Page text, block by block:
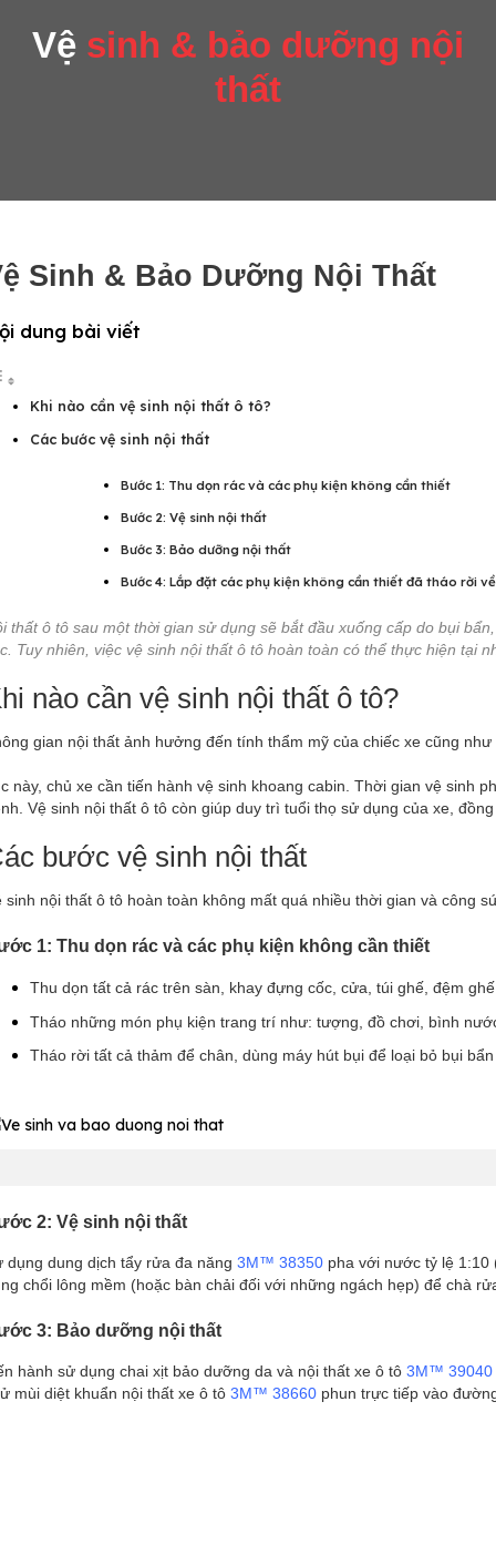
Vệ sinh & bảo dưỡng nội
thất
Sinh & Bảo Dưỡng Nội Thất
dung bài viết
Khi nào cần vệ sinh nội thất ô tô?
Các bước vệ sinh nội thất
Bước 1: Thu dọn rác và các phụ kiện không cần thiết
Bước 2: Vệ sinh nội thất
Bước 3: Bảo dưỡng nội thất
Bước 4: Lắp đặt các phụ kiện không cần thiết đã tháo rời
thất ô tô sau một thời gian sử dụng sẽ bắt đầu xuống cấp do bụi
Tuy nhiên, việc vệ sinh nội thất ô tô hoàn toàn có thể thực hiện tại
nào cần vệ sinh nội thất ô tô?
gian nội thất ảnh hưởng đến tính thẩm mỹ của chiếc xe cũng
này, chủ xe cần tiến hành vệ sinh khoang cabin. Thời gian vệ sinh
Vệ sinh nội thất ô tô còn giúp duy trì tuổi thọ sử dụng của xe,
bước vệ sinh nội thất
sinh nội thất ô tô hoàn toàn không mất quá nhiều thời gian và công
1: Thu dọn rác và các phụ kiện không cần thiết
Thu dọn tất cả rác trên sàn, khay đựng cốc, cửa, túi ghế, đệm
Tháo những món phụ kiện trang trí như: tượng, đồ chơi, bình
Tháo rời tất cả thảm để chân, dùng máy hút bụi để loại bỏ bụi
2: Vệ sinh nội thất
dụng dung dịch tẩy rửa đa năng 3M™ 38350 pha với nước tỷ lệ
chổi lông mềm (hoặc bàn chải đối với những ngách hẹp) để chà
3: Bảo dưỡng nội thất
hành sử dụng chai xịt bảo dưỡng da và nội thất xe ô tô 3M™ 39040
mùi diệt khuẩn nội thất xe ô tô 3M™ 38660 phun trực tiếp vào